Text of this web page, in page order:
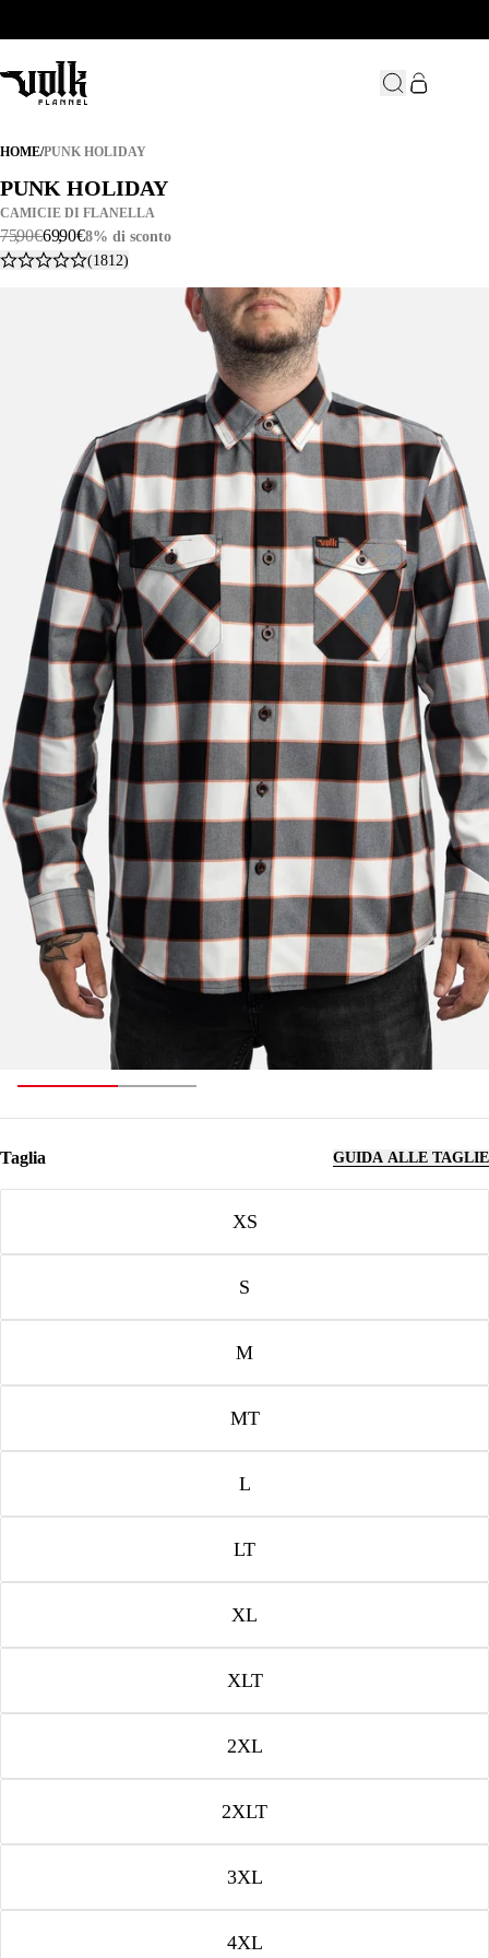
HOME/PUNK HOLIDAY
PUNK HOLIDAY
PUNK HOLIDAY
PUNK HOLIDAY
CAMICIE DI FLANELLA
75,90€69,90€8% di sconto
(1812)
Taglia GUIDA ALLE TAGLIE
XS
S
M
MT
L
LT
XL
XLT
2XL
2XLT
3XL
4XL